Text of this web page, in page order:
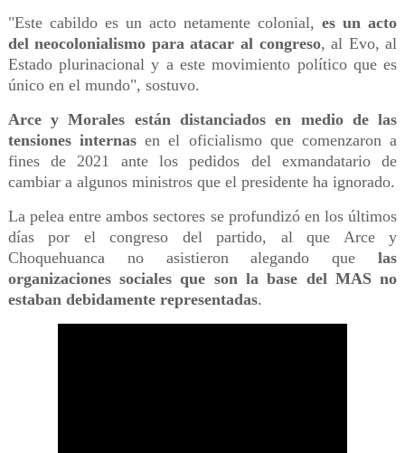
"Este cabildo es un acto netamente colonial,es un acto
del neocolonialismo para atacar al congreso, al Evo, al
Estado plurinacional y a este movimiento político que es
único en el mundo", sostuvo.
Arce y Morales están distanciados en medio de las
tensiones internasen el oficialismo que comenzaron a
fines de 2021 ante los pedidos del exmandatario de
cambiar a algunos ministros que el presidente ha ignorado.
La pelea entre ambos sectores se profundizó en los últimos
días por el congreso del partido, al que Arce y
Choquehuanca no asistieron alegando quelas
organizaciones sociales que son la base del MAS no
estaban debidamente representadas.